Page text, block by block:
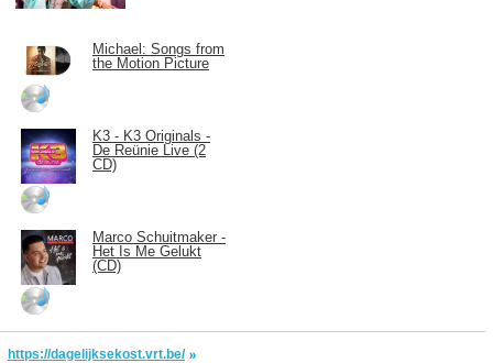
Michael: Songs from
the Motion Picture
K3 - K3 Originals -
De Reünie Live (2
CD)
Marco Schuitmaker -
Het Is Me Gelukt
(CD)
https://dagelijksekost.vrt.be/